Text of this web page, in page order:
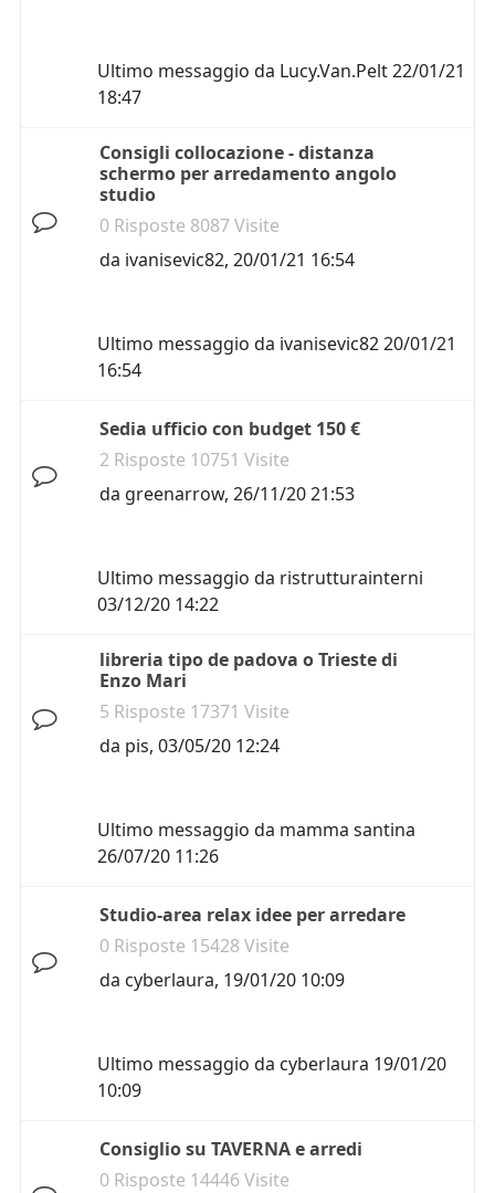
Ultimo messaggio da Lucy.Van.Pelt22/01/21
18:47
Consigli collocazione - distanza
schermo per arredamento angolo
studio
0 Risposte 8087 Visite
da ivanisevic82, 20/01/21 16:54
Ultimo messaggio da ivanisevic8220/01/21
16:54
Sedia ufficio con budget 150 €
2 Risposte 10751 Visite
da greenarrow, 26/11/20 21:53
Ultimo messaggio da ristrutturainterni
03/12/20 14:22
libreria tipo de padova o Trieste di
Enzo Mari
5 Risposte 17371 Visite
da pis, 03/05/20 12:24
Ultimo messaggio da mamma santina
26/07/20 11:26
Studio-area relax idee per arredare
0 Risposte 15428 Visite
da cyberlaura, 19/01/20 10:09
Ultimo messaggio da cyberlaura 19/01/20
10:09
Consiglio su TAVERNA e arredi
0 Risposte 14446 Visite